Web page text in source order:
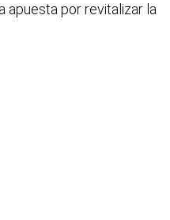
apuesta por revitalizar la